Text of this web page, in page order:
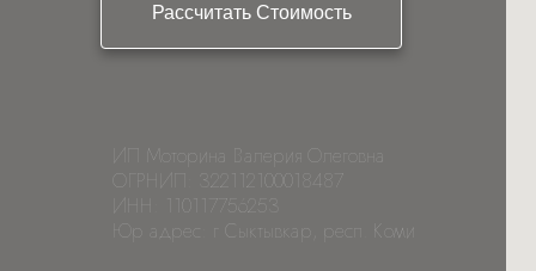
Рассчитать Стоимость
ИП Моторина Валерия Олеговна
ОГРНИП: 322112100018487
ИНН: 110117756253
Юр адрес: г Сыктывкар, респ. Коми